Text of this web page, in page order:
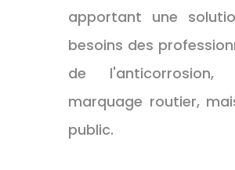
apportant une
besoins des
de
marquage routier,
public.